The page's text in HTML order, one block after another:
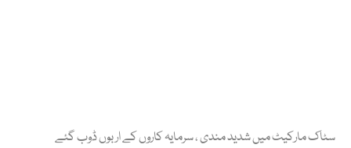
سٹاک مارکیٹ میں شدید مندی ، سرمایہ کاروں کے اربوں ڈوب گئے